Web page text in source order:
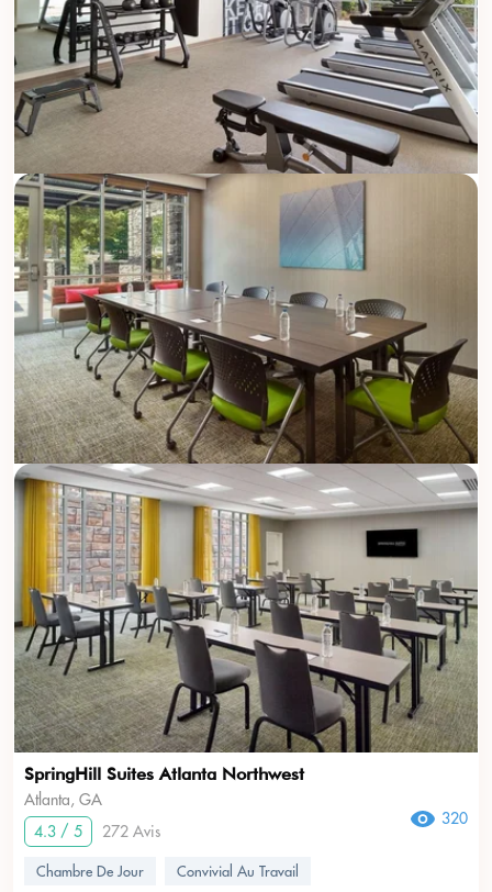
SpringHill Suites Atlanta Northwest
Atlanta, GA
4.3 / 5
272 Avis
320
Chambre De Jour
Convivial Au Travail